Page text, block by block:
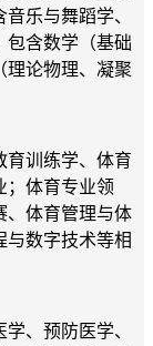
音乐与舞蹈学、
包含数学（基础
理论物理、凝聚
育训练学、体育
；体育专业领
、体育管理与体
与数字技术等相
、预防医学、